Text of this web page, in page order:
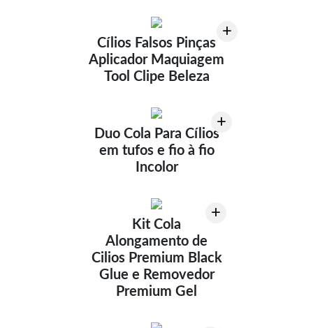
+
Cílios Falsos Pinças
Aplicador Maquiagem
Tool Clipe Beleza
+
Duo Cola Para Cílios
em tufos e fio à fio
Incolor
+
Kit Cola
Alongamento de
Cilios Premium Black
Glue e Removedor
Premium Gel